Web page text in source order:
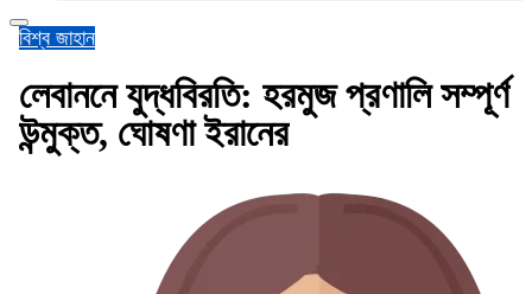
বিশ্ব জাহান
লেবাননে যুদ্ধবিরতি: হরমুজ প্রণালি সম্পূর্ণ
উন্মুক্ত, ঘোষণা ইরানের